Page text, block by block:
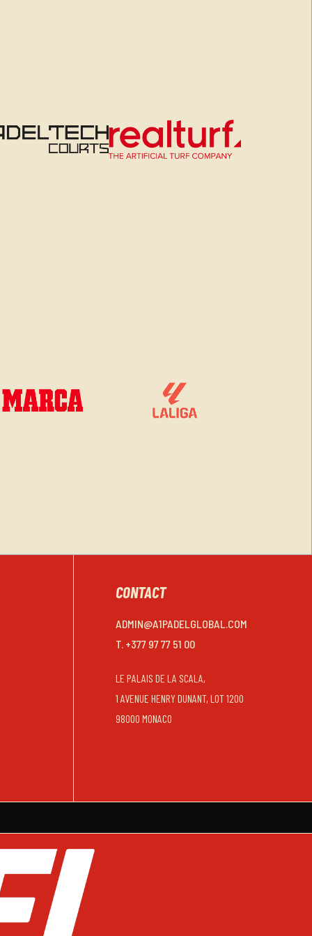
CONTACT
ADMIN@A1PADELGLOBAL.COM
T. +377 97 77 51 00
LE PALAIS DE LA SCALA,
1 AVENUE HENRY DUNANT, LOT 1200
98000 MONACO